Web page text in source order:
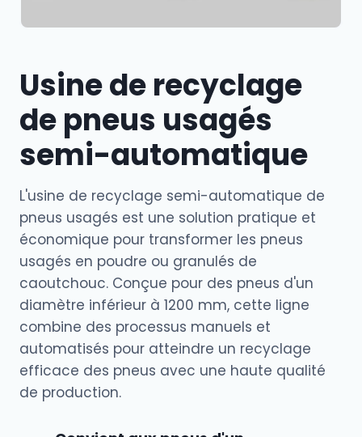
Usine de recyclage
de pneus usagés
semi-automatique
L'usine de recyclage semi-automatique de
pneus usagés est une solution pratique et
économique pour transformer les pneus
usagés en poudre ou granulés de
caoutchouc. Conçue pour des pneus d'un
diamètre inférieur à 1200 mm, cette ligne
combine des processus manuels et
automatisés pour atteindre un recyclage
efficace des pneus avec une haute qualité
de production.